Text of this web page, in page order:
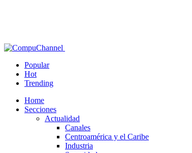
Popular
Hot
Trending
Home
Secciones
Actualidad
Canales
Centroamérica y el Caribe
Industria